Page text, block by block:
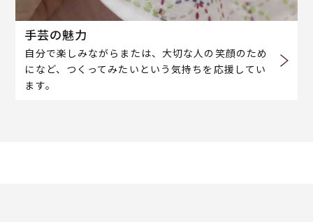
手芸の魅力
自分で楽しみながらまたは、大切な人の笑顔のため
になど、つくってみたいという気持ちを応援してい
ます。